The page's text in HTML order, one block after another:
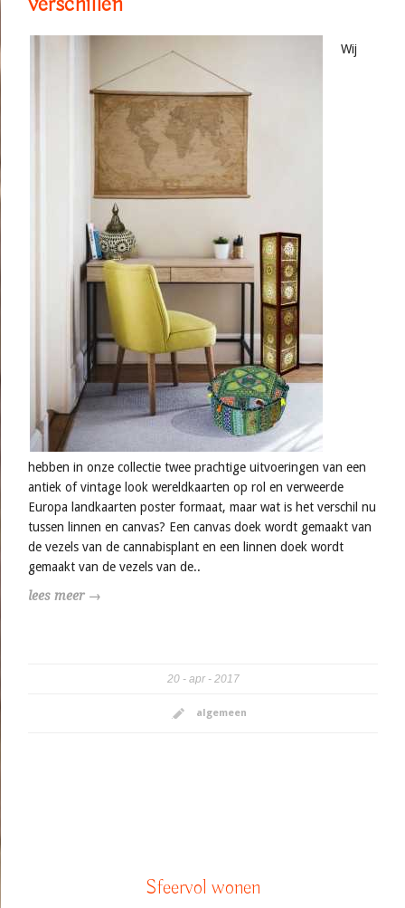
Wij
hebben in onze collectie twee prachtige uitvoeringen van een
antiek of vintage look wereldkaarten op rol en verweerde
Europa landkaarten poster formaat, maar wat is het verschil nu
tussen linnen en canvas? Een canvas doek wordt gemaakt van
de vezels van de cannabisplant en een linnen doek wordt
gemaakt van de vezels van de..
lees meer →
20 apr 2017
algemeen
Sfeervol wonen